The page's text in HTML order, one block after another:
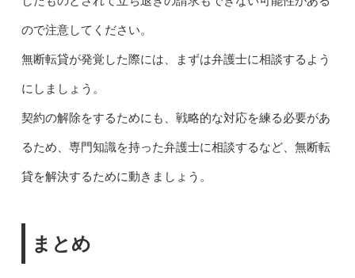
ので注意してください。
無断転貸が発覚した際には、まずは弁護士に相談するよう
にしましょう。
契約の解除をするためにも、戦略的な対応を練る必要があ
るため、専門知識を持った弁護士に相談するなど、無断転
貸を解決するために動きましょう。
まとめ